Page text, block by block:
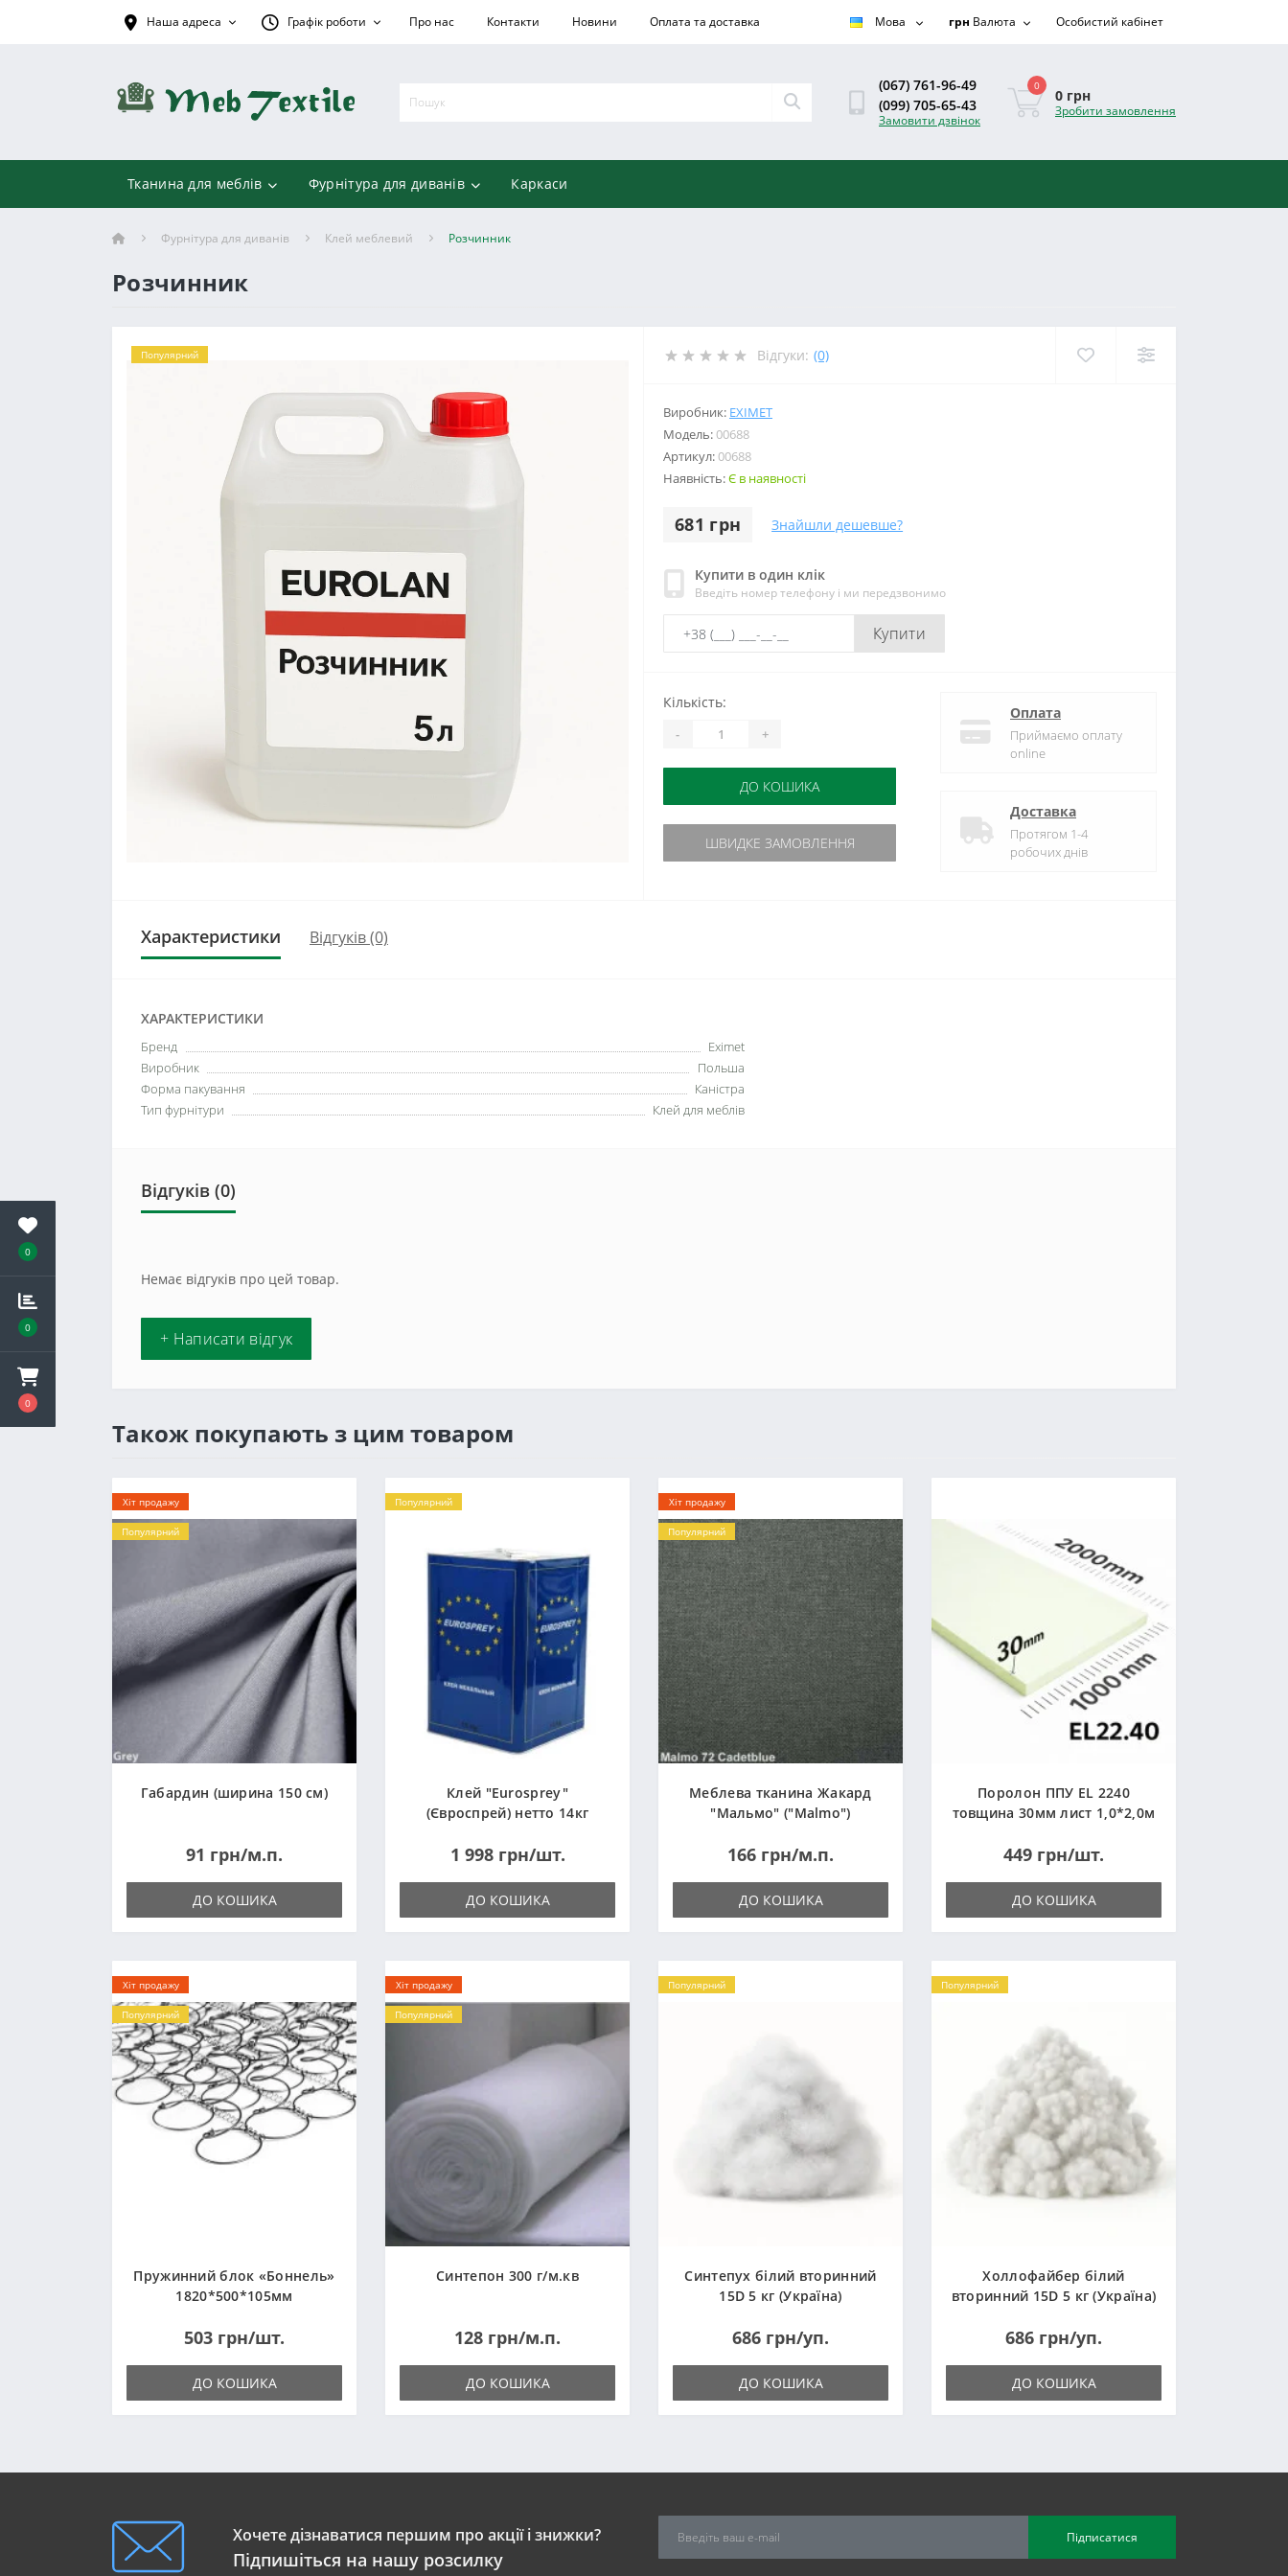
0
0
0
Наша адреса Графік роботи Про нас Контакти Новини Оплата та доставка Мова грн Валюта Особистий кабінет
(067) 761-96-49
(099) 705-65-43
Замовити дзвінок
0
0 грн
Зробити замовлення
Тканина для меблів Фурнітура для диванів Каркаси
Фурнітура для диванів Клей меблевий Розчинник
Розчинник
Популярний Відгуки: (0)
Виробник: EXIMET
Модель:00688
Артикул:00688
Наявність:Є в наявності
681 грн Знайшли дешевше?
Купити в один клік
Введіть номер телефону і ми передзвонимо
Купити
Кількість:
- +
ДО КОШИКА
ШВИДКЕ ЗАМОВЛЕННЯ
Оплата
Приймаємо оплату
online
Доставка
Протягом 1-4
робочих днів
Характеристики Відгуків (0)
ХАРАКТЕРИСТИКИ
Бренд
Eximet
Виробник
Польша
Форма пакування
Каністра
Тип фурнітури
Клей для меблів
Відгуків (0)
Немає відгуків про цей товар.
+ Написати відгук
Також покупають з цим товаром
Хіт продажу
Популярний
Габардин (ширина 150 см)
91 грн/м.п.
ДО КОШИКА
Популярний
Клей "Eurosprey"
(Євроспрей) нетто 14кг
1 998 грн/шт.
ДО КОШИКА
Хіт продажу
Популярний
Меблева тканина Жакард
"Мальмо" ("Malmo")
166 грн/м.п.
ДО КОШИКА
Поролон ППУ EL 2240
товщина 30мм лист 1,0*2,0м
449 грн/шт.
ДО КОШИКА
Хіт продажу
Популярний
Пружинний блок «Боннель»
1820*500*105мм
503 грн/шт.
ДО КОШИКА
Хіт продажу
Популярний
Синтепон 300 г/м.кв
128 грн/м.п.
ДО КОШИКА
Популярний
Синтепух білий вторинний
15D 5 кг (Україна)
686 грн/уп.
ДО КОШИКА
Популярний
Холлофайбер білий
вторинний 15D 5 кг (Україна)
686 грн/уп.
ДО КОШИКА
Хочете дізнаватися першим про акції і знижки?
Підпишіться на нашу розсилку
Підписатися